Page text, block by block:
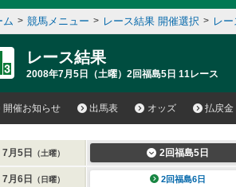
ム > 競馬メニュー > レース結果 開催選択 > レ
レース結果
2008年7月5日（土曜）2回福島5日 11レース
開催お知らせ 出馬表 オッズ 払戻金
7月5日 （土曜） 2回福島5日
7月6日 （日曜） 2回福島6日